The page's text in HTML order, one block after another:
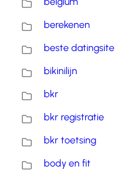
berekenen
beste datingsite
bikinilijn
bkr
bkr registratie
bkr toetsing
body en fit